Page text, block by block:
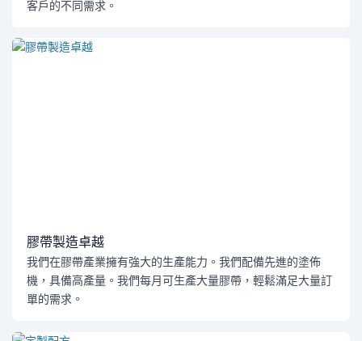
客戶的不同需求。
膠帶製造卓越
我們在膠帶產業擁有強大的生產能力。我們配備先進的塗佈
機，具備高產量。我們每月可生產大量膠帶，輕鬆滿足大量訂
單的需求。